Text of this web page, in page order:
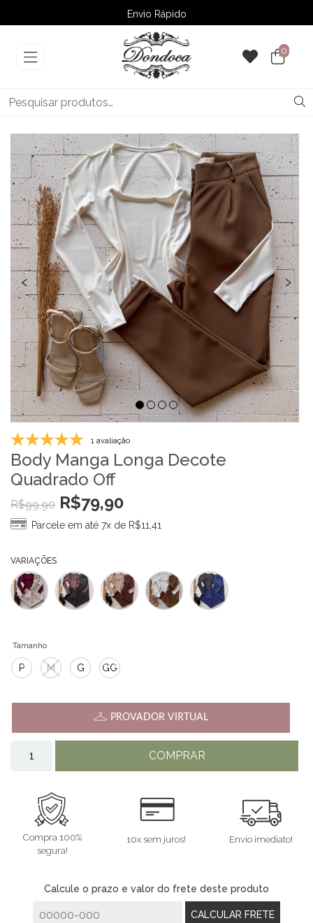
Envio Rápido
➚ Ofertas– Até 60% OFF
0
‹ ›
1 avaliação
Body Manga Longa Decote
Quadrado Off
R$99,90 R$79,90
Parcele em até 7x de R$11,41
VARIAÇÕES
Tamanho
P M G GG
PROVADOR VIRTUAL
COMPRAR
Compra 100%
segura!
10x sem juros! Envio imediato!
Calcule o prazo e valor do frete deste produto